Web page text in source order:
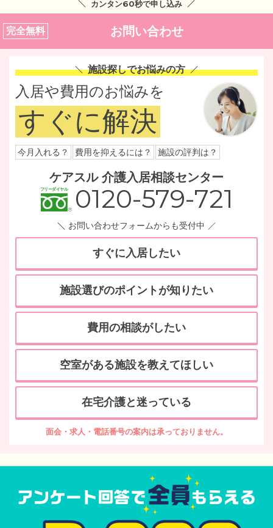
カンタン60秒で申し込み
完全無料 お問い合わせ
施設探しでお悩みの方
入居や費用のお悩みを
すぐに解決
今月入れる？ 費用を抑えるには？ 施設の評判は？
ケアスル 介護入居相談センター
0120-579-721
お問い合わせフォームからも受付中
すぐに入居したい
施設選びのポイントが知りたい
費用の相談がしたい
空室がある施設を教えてほしい
在宅介護と迷っている
面会・求人・電話番号の案内は承っておりません。